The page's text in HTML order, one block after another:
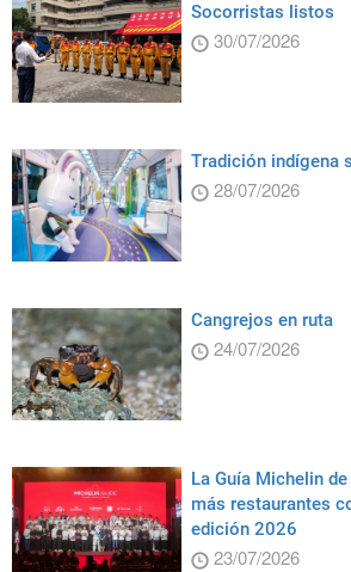
Socorristas listos
30/07/2026
Tradición indígena
28/07/2026
Cangrejos en ruta
24/07/2026
La Guía Michelin
más restaurantes
edición 2026
23/07/2026